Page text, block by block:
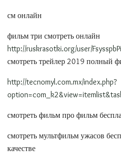
см онлайн
фильм три смотреть онлайн
http://ruskrasotki.org/user/
смотреть трейлер 2019 полный
http://tecnomyl.com.mx/index.php?
смотреть фильм про фильм
смотреть мультфильм ужасов
качестве